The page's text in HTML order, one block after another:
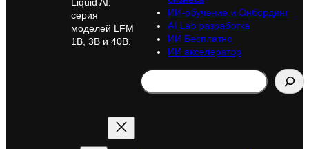
Liquid AI:
серия
моделей LFM
1B, 3B и 40B.
ИИ-обучение и Онбординг
AI Lab разработка
ИИ Бесплатно
ИИ акселератор
Search